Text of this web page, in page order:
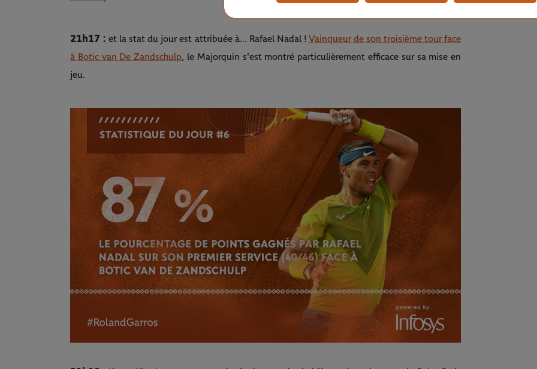
21h17 :et la stat du jour est attribuée à... Rafael Nadal ! Vainqueur de son troisième tour face
à Botic van De Zandschulp, le Majorquin s'est montré particulièrement efficace sur sa mise en
jeu.